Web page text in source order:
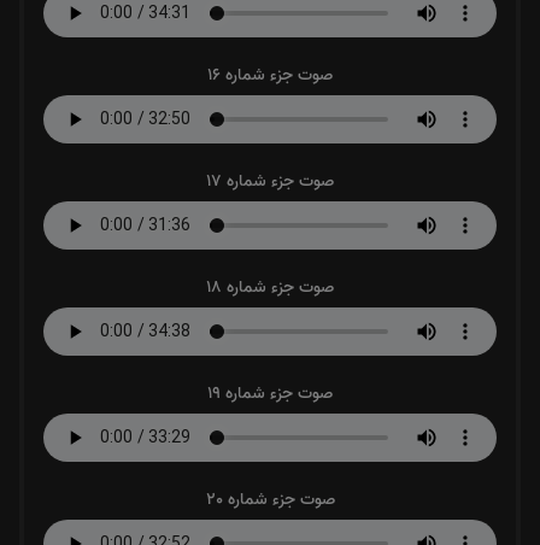
صوت جزء شماره 16
صوت جزء شماره 17
صوت جزء شماره 18
صوت جزء شماره 19
صوت جزء شماره 20